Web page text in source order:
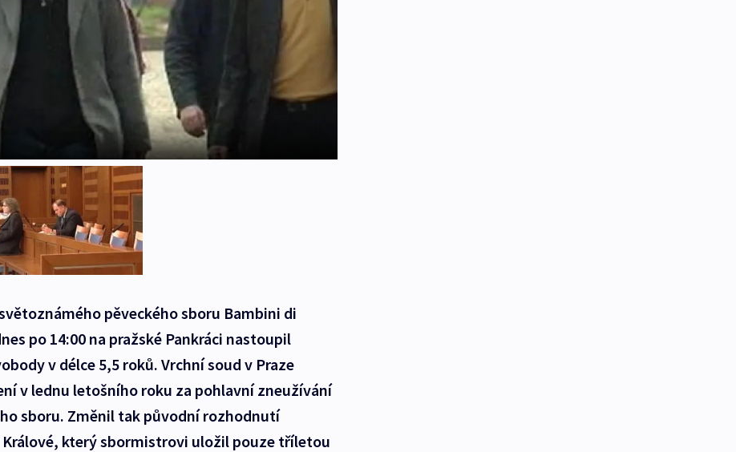
pěveckého sboru Bambini di
po 14:00 na pražské Pankráci nastoupil
v délce 5,5 roků. Vrchní soud v Praze
v lednu letošního roku za pohlavní zneužívání
sboru. Změnil tak původní rozhodnutí
Králové, který sbormistrovi uložil pouze tříletou